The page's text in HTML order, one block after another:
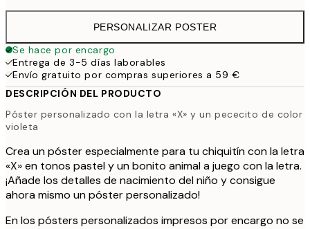
PERSONALIZAR POSTER
Se hace por encargo
Entrega de 3-5 días laborables
Envío gratuito por compras superiores a 59 €
DESCRIPCIÓN DEL PRODUCTO
Póster personalizado con la letra «X» y un pececito de color
violeta
Crea un póster especialmente para tu chiquitín con la letra
«X» en tonos pastel y un bonito animal a juego con la letra.
¡Añade los detalles de nacimiento del niño y consigue
ahora mismo un póster personalizado!
En los pósters personalizados impresos por encargo no se